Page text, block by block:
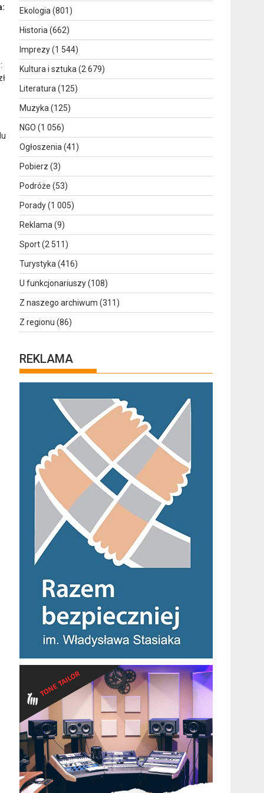
Ekologia (801)
Historia (662)
Imprezy(1 544)
Kultura i sztuka (2 679)
Literatura (125)
Muzyka (125)
NGO (1 056)
Ogłoszenia (41)
Pobierz (3)
Podróże (53)
Porady(1 005)
Reklama (9)
Sport(2 511)
Turystyka (416)
U funkcjonariuszy(108)
Z naszego archiwum (311)
Z regionu (86)
REKLAMA